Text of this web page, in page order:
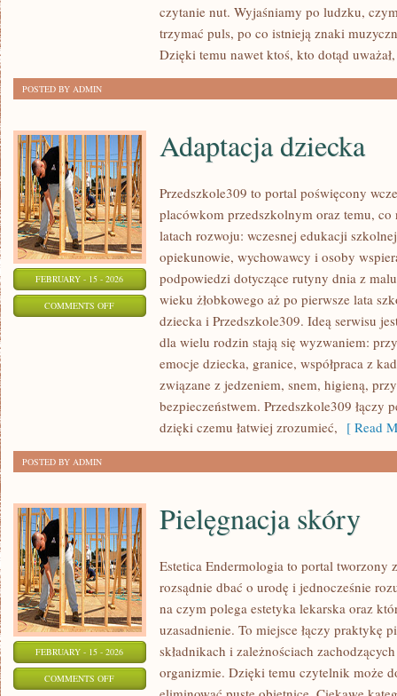
czytanie nut. Wyjaśniamy po ludzku,
trzymać puls, po co istnieją znaki
Dzięki temu nawet ktoś, kto dotąd uważał,
POSTED BY ADMIN
FEBRUARY - 15 - 2026
COMMENTS OFFON
ADAPTACJA
Adaptacja dziecka
Przedszkole309 to portal poświęcony
placówkom przedszkolnym oraz temu,
latach rozwoju: wczesnej edukacji
opiekunowie, wychowawcy i osoby
podpowiedzi dotyczące rutyny dnia z
wieku żłobkowego aż po pierwsze lata
dziecka i Przedszkole309. Ideą serwisu
dla wielu rodzin stają się wyzwaniem:
emocje dziecka, granice, współpraca z
związane z jedzeniem, snem, higieną,
bezpieczeństwem. Przedszkole309 łączy
dzięki czemu łatwiej zrozumieć, [ Read
POSTED BY ADMIN
FEBRUARY - 15 - 2026
COMMENTS OFFON
Pielęgnacja skóry
Estetica Endermologia to portal tworzony
rozsądnie dbać o urodę i jednocześnie
na czym polega estetyka lekarska oraz
uzasadnienie. To miejsce łączy praktykę
składnikach i zależnościach
organizmie. Dzięki temu czytelnik może